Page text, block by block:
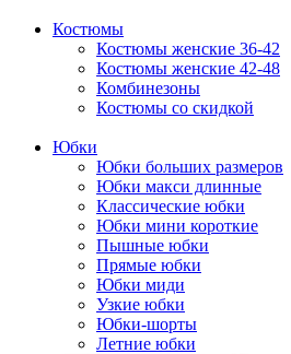
Костюмы
Костюмы женские 36-42
Костюмы женские 42-48
Комбинезоны
Костюмы со скидкой
Юбки
Юбки больших размеров
Юбки макси длинные
Классические юбки
Юбки мини короткие
Пышные юбки
Прямые юбки
Юбки миди
Узкие юбки
Юбки-шорты
Летние юбки